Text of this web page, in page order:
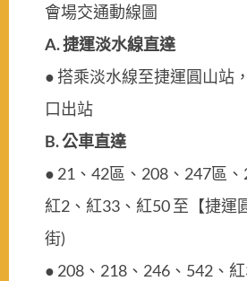
會場交通動線圖
A.捷運淡水線直達
● 搭乘淡水線至捷運圓山站
口出站
B.公車直達
● 21、42區、208、247區、
紅2、紅33、紅50 至【捷運
街)
● 208、218、246、542、